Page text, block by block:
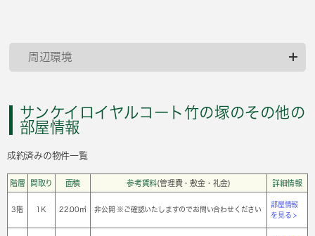
周辺環境
サンケイロイヤルコート竹の塚のその他の
部屋情報
成約済みの物件一覧
階層 間取り 面積 参考賃料(管理費・敷金・礼金) 詳細情報
3階 1Ｋ 22.00㎡ 非公開 ※ご確認いたしますのでお問い合わせください
部屋情報
を見る >